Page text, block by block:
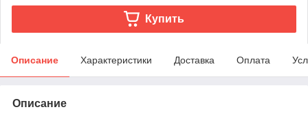
Купить
Описание Характеристики Доставка Оплата
Описание